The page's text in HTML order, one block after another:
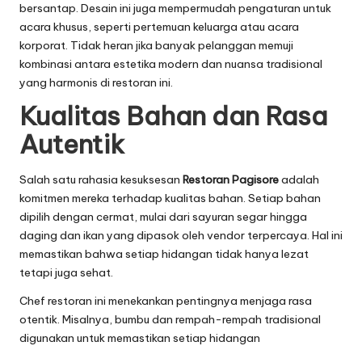
bersantap. Desain ini juga mempermudah pengaturan untuk
acara khusus, seperti pertemuan keluarga atau acara
korporat. Tidak heran jika banyak pelanggan memuji
kombinasi antara estetika modern dan nuansa tradisional
yang harmonis di restoran ini.
Kualitas Bahan dan Rasa
Autentik
Salah satu rahasia kesuksesan Restoran Pagisoreadalah
komitmen mereka terhadap kualitas bahan. Setiap bahan
dipilih dengan cermat, mulai dari sayuran segar hingga
daging dan ikan yang dipasok oleh vendor terpercaya. Hal ini
memastikan bahwa setiap hidangan tidak hanya lezat
tetapi juga sehat.
Chef restoran ini menekankan pentingnya menjaga rasa
otentik. Misalnya, bumbu dan rempah-rempah tradisional
digunakan untuk memastikan setiap hidangan